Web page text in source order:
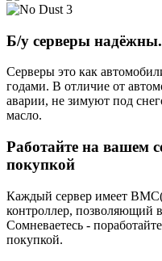
Б/у серверы надёжны.
Серверы это как
годами. В отличие от
аварии, не зимуют под
масло.
Работайте на вашем
покупкой
Каждый сервер имеет
контроллер, позволяющий
Сомневаетесь -
покупкой.